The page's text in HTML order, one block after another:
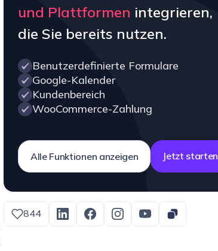
und Plattformen integrieren,
die Sie bereits nutzen.
Benutzerdefinierte Formulare
Google-Kalender
Kundenbereich
WooCommerce-Zahlung
Alle Funktionen anzeigen Jetzt starten
844